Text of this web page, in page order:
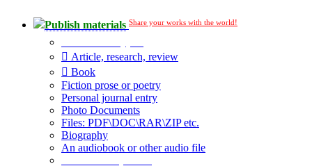
Publish materials Share your works with the world!
Article, research, review
Book
Fiction prose or poetry
Personal journal entry
Photo Documents
Files: PDF\DOC\RAR\ZIP etc.
Biography
An audiobook or other audio file